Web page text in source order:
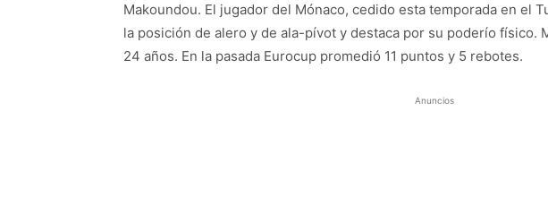
Makoundou. El jugador del Mónaco, cedido esta temporada en el
la posición de alero y de ala-pívot y destaca por su poderío físico.
24 años. En la pasada Eurocup promedió 11 puntos y 5 rebotes.
Anuncios